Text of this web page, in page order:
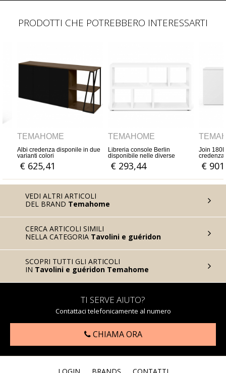
PRODOTTI CHE POTREBBERO INTERESSARTI
in due
TEMAHOME
Libreria console Berlin
disponibile nelle diverse
varianti
€ 293,44
TEMAHOME
Join 180H2 supporto TV e
credenza disponibili nelle
diverse varianti
€ 901,64
VEDI ALTRI ARTICOLI
DEL BRAND Temahome
CERCA ARTICOLI SIMILI
NELLA CATEGORIA Tavolini e guéridon
SCOPRI TUTTI GLI ARTICOLI
IN Tavolini e guéridon Temahome
TI SERVE AIUTO?
Contattaci telefonicamente al numero
CHIAMA ORA